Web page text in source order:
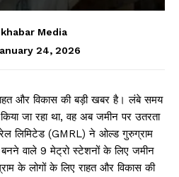
Media
24, 2026
और विकास की बड़ी खबर है। लंबे समय
जा रहा था, वह अब जमीन पर उतरता
लिमिटेड (GMRL) ने ओल्ड गुरुग्राम
वाले 9 मेट्रो स्टेशनों के लिए जमीन
के लोगों के लिए राहत और विकास की